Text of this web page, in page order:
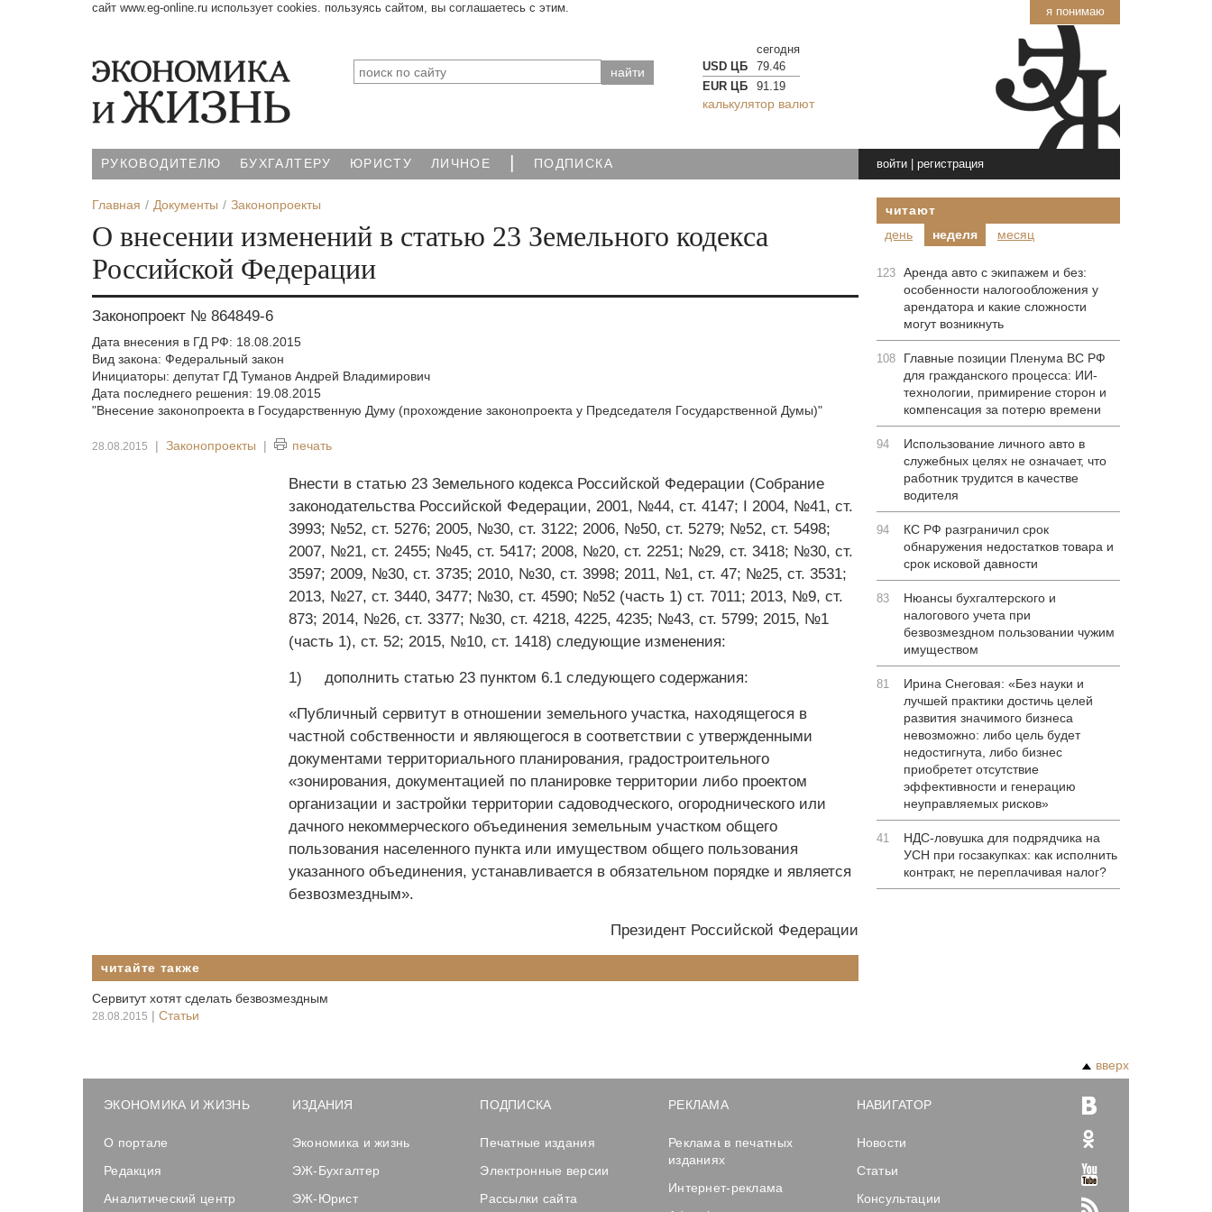
я понимаю
сайт www.eg-online.ru использует cookies. пользуясь сайтом, вы соглашаетесь с этим.
сегодня
USD ЦБ
79.46
EUR ЦБ
91.19
калькулятор валют
РУКОВОДИТЕЛЮ БУХГАЛТЕРУ ЮРИСТУ ЛИЧНОЕ | ПОДПИСКА войти| регистрация
Главная Документы Законопроекты
О внесении изменений в статью 23 Земельного кодекса
Российской Федерации
Законопроект № 864849-6
Дата внесения в ГД РФ: 18.08.2015
Вид закона: Федеральный закон
Инициаторы: депутат ГД Туманов Андрей Владимирович
Дата последнего решения: 19.08.2015
"Внесение законопроекта в Государственную Думу (прохождение законопроекта у Председателя Государственной Думы)"
28.08.2015 | Законопроекты | печать
Внести в статью 23 Земельного кодекса Российской Федерации (Собрание
законодательства Российской Федерации, 2001, №44, ст. 4147; I 2004, №41, ст.
3993; №52, ст. 5276; 2005, №30, ст. 3122; 2006, №50, ст. 5279; №52, ст. 5498;
2007, №21, ст. 2455; №45, ст. 5417; 2008, №20, ст. 2251; №29, ст. 3418; №30, ст.
3597; 2009, №30, ст. 3735; 2010, №30, ст. 3998; 2011, №1, ст. 47; №25, ст. 3531;
2013, №27, ст. 3440, 3477; №30, ст. 4590; №52 (часть 1) ст. 7011; 2013, №9, ст.
873; 2014, №26, ст. 3377; №30, ст. 4218, 4225, 4235; №43, ст. 5799; 2015, №1
(часть 1), ст. 52; 2015, №10, ст. 1418) следующие изменения:
1) дополнить статью 23 пунктом 6.1 следующего содержания:
«Публичный сервитут в отношении земельного участка, находящегося в
частной собственности и являющегося в соответствии с утвержденными
документами территориального планирования, градостроительного
«зонирования, документацией по планировке территории либо проектом
организации и застройки территории садоводческого, огороднического или
дачного некоммерческого объединения земельным участком общего
пользования населенного пункта или имуществом общего пользования
указанного объединения, устанавливается в обязательном порядке и является
безвозмездным».
Президент Российской Федерации
читайте также
Сервитут хотят сделать безвозмездным
28.08.2015 | Статьи
читают
день
неделя месяц
123 Аренда авто с экипажем и без:
особенности налогообложения у
арендатора и какие сложности
могут возникнуть
108
Главные позиции Пленума ВС РФ
для гражданского процесса: ИИ-
технологии, примирение сторон и
компенсация за потерю времени
94
Использование личного авто в
служебных целях не означает, что
работник трудится в качестве
водителя
94
КС РФ разграничил срок
обнаружения недостатков товара и
срок исковой давности
83
Нюансы бухгалтерского и
налогового учета при
безвозмездном пользовании чужим
имуществом
81
Ирина Снеговая: «Без науки и
лучшей практики достичь целей
развития значимого бизнеса
невозможно: либо цель будет
недостигнута, либо бизнес
приобретет отсутствие
эффективности и генерацию
неуправляемых рисков»
41
НДС-ловушка для подрядчика на
УСН при госзакупках: как исполнить
контракт, не переплачивая налог?
вверх
ЭКОНОМИКА И ЖИЗНЬ
О портале
Редакция
Аналитический центр
ИЗДАНИЯ
Экономика и жизнь
ЭЖ-Бухгалтер
ЭЖ-Юрист
ПОДПИСКА
Печатные издания
Электронные версии
Рассылки сайта
РЕКЛАМА
Реклама в печатных
изданиях
Интернет-реклама
НАВИГАТОР
Новости
Статьи
Консультации